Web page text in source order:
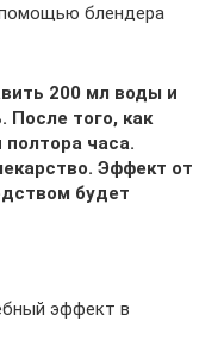
блендера
200 мл воды и
После того, как
полтора часа.
Эффект от
будет
эффект в